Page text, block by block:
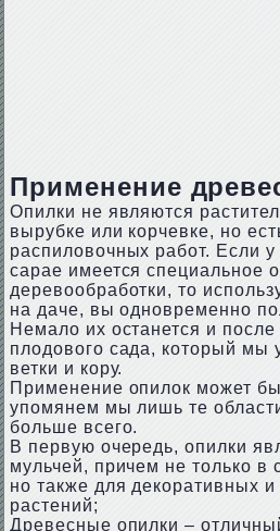
Применение
Опилки не являются
вырубке или корчевке, но
распиловочных работ. Если
сарае имеется специальное
деревообработки, то
на даче, вы одновременно
Немало их останется и после
плодового сада, который мы
ветки и кору.
Применение опилок может
упомянем мы лишь те
больше всего.
В первую очередь, опилки
мульчей, причем не только в
но также для декоративных
растений;
Древесные опилки –